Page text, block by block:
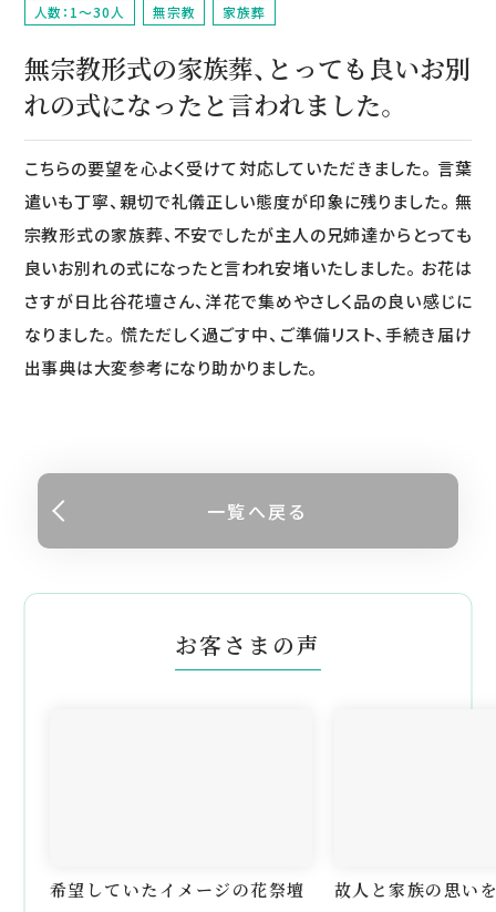
人数：1～30人 無宗教 家族葬
無宗教形式の家族葬、とっても良いお別
れの式になったと言われました。
こちらの要望を心よく受けて対応していただきました。 言葉
遣いも丁寧、親切で礼儀正しい態度が印象に残りました。 無
宗教形式の家族葬、不安でしたが主人の兄姉達からとっても
良いお別れの式になったと言われ安堵いたしました。 お花は
さすが日比谷花壇さん、洋花で集めやさしく品の良い感じに
なりました。 慌ただしく過ごす中、ご準備リスト、手続き届け
出事典は大変参考になり助かりました。
一覧へ戻る
お客さまの声
希望していたイメージの花祭壇 故人と家族の思い